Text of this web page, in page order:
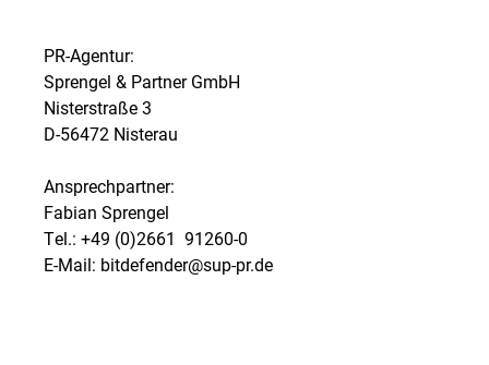
PR-Agentur:
Sprengel & Partner GmbH
Nisterstraße 3
D-56472 Nisterau
Ansprechpartner:
Fabian Sprengel
Tel.: +49 (0)2661  91260-0
E-Mail: bitdefender@sup-pr.de